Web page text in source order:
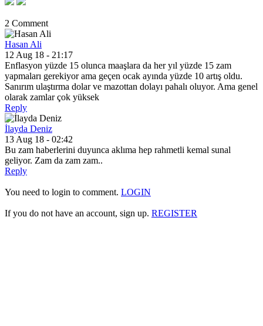
2 Comment
Hasan Ali
12 Aug 18 - 21:17
Enflasyon yüzde 15 olunca maaşlara da her yıl yüzde 15 zam
yapmaları gerekiyor ama geçen ocak ayında yüzde 10 artış oldu.
Sanırım ulaştırma dolar ve mazottan dolayı pahalı oluyor. Ama genel
olarak zamlar çok yüksek
Reply
İlayda Deniz
13 Aug 18 - 02:42
Bu zam haberlerini duyunca aklıma hep rahmetli kemal sunal
geliyor. Zam da zam zam..
Reply
You need to login to comment. LOGIN
If you do not have an account, sign up. REGISTER